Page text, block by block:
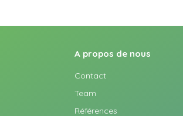
A propos de nous
Contact
Team
Références